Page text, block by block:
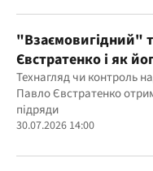
"Взаємовигідний"
Євстратенко і як
бюджетних
Технагляд чи контроль
Павло Євстратенко
підряди
30.07.2026 14:00